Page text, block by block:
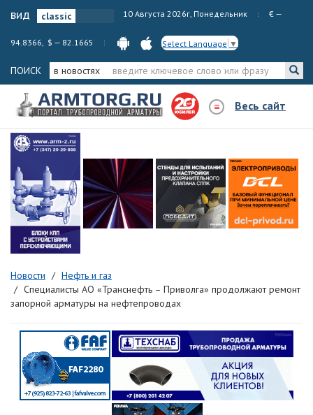
вид 10 Августа 2026г, Понедельник € —
94.8366, $ — 82.1665 Select Language ▼
ПОИСК в новостях
Весь сайт
Новости
Нефть и газ
Специалисты АО «Транснефть – Приволга» продолжают ремонт
запорной арматуры на нефтепроводах